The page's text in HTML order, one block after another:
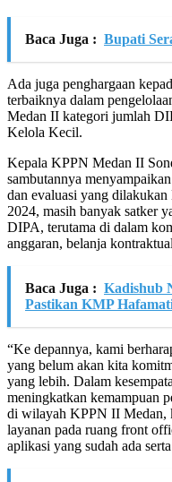
Baca Juga : Bupati
Ada juga penghargaan
terbaiknya dalam
Medan II kategori jumlah
Kelola Kecil.
Kepala KPPN Medan II
sambutannya
dan evaluasi yang
2024, masih banyak satker
DIPA, terutama di dalam
anggaran, belanja
Baca Juga : Kadishub
Pastikan KMP
“Ke depannya, kami
yang belum akan kita
yang lebih. Dalam
meningkatkan kemampuan
di wilayah KPPN II Medan,
layanan pada ruang front
aplikasi yang sudah ada